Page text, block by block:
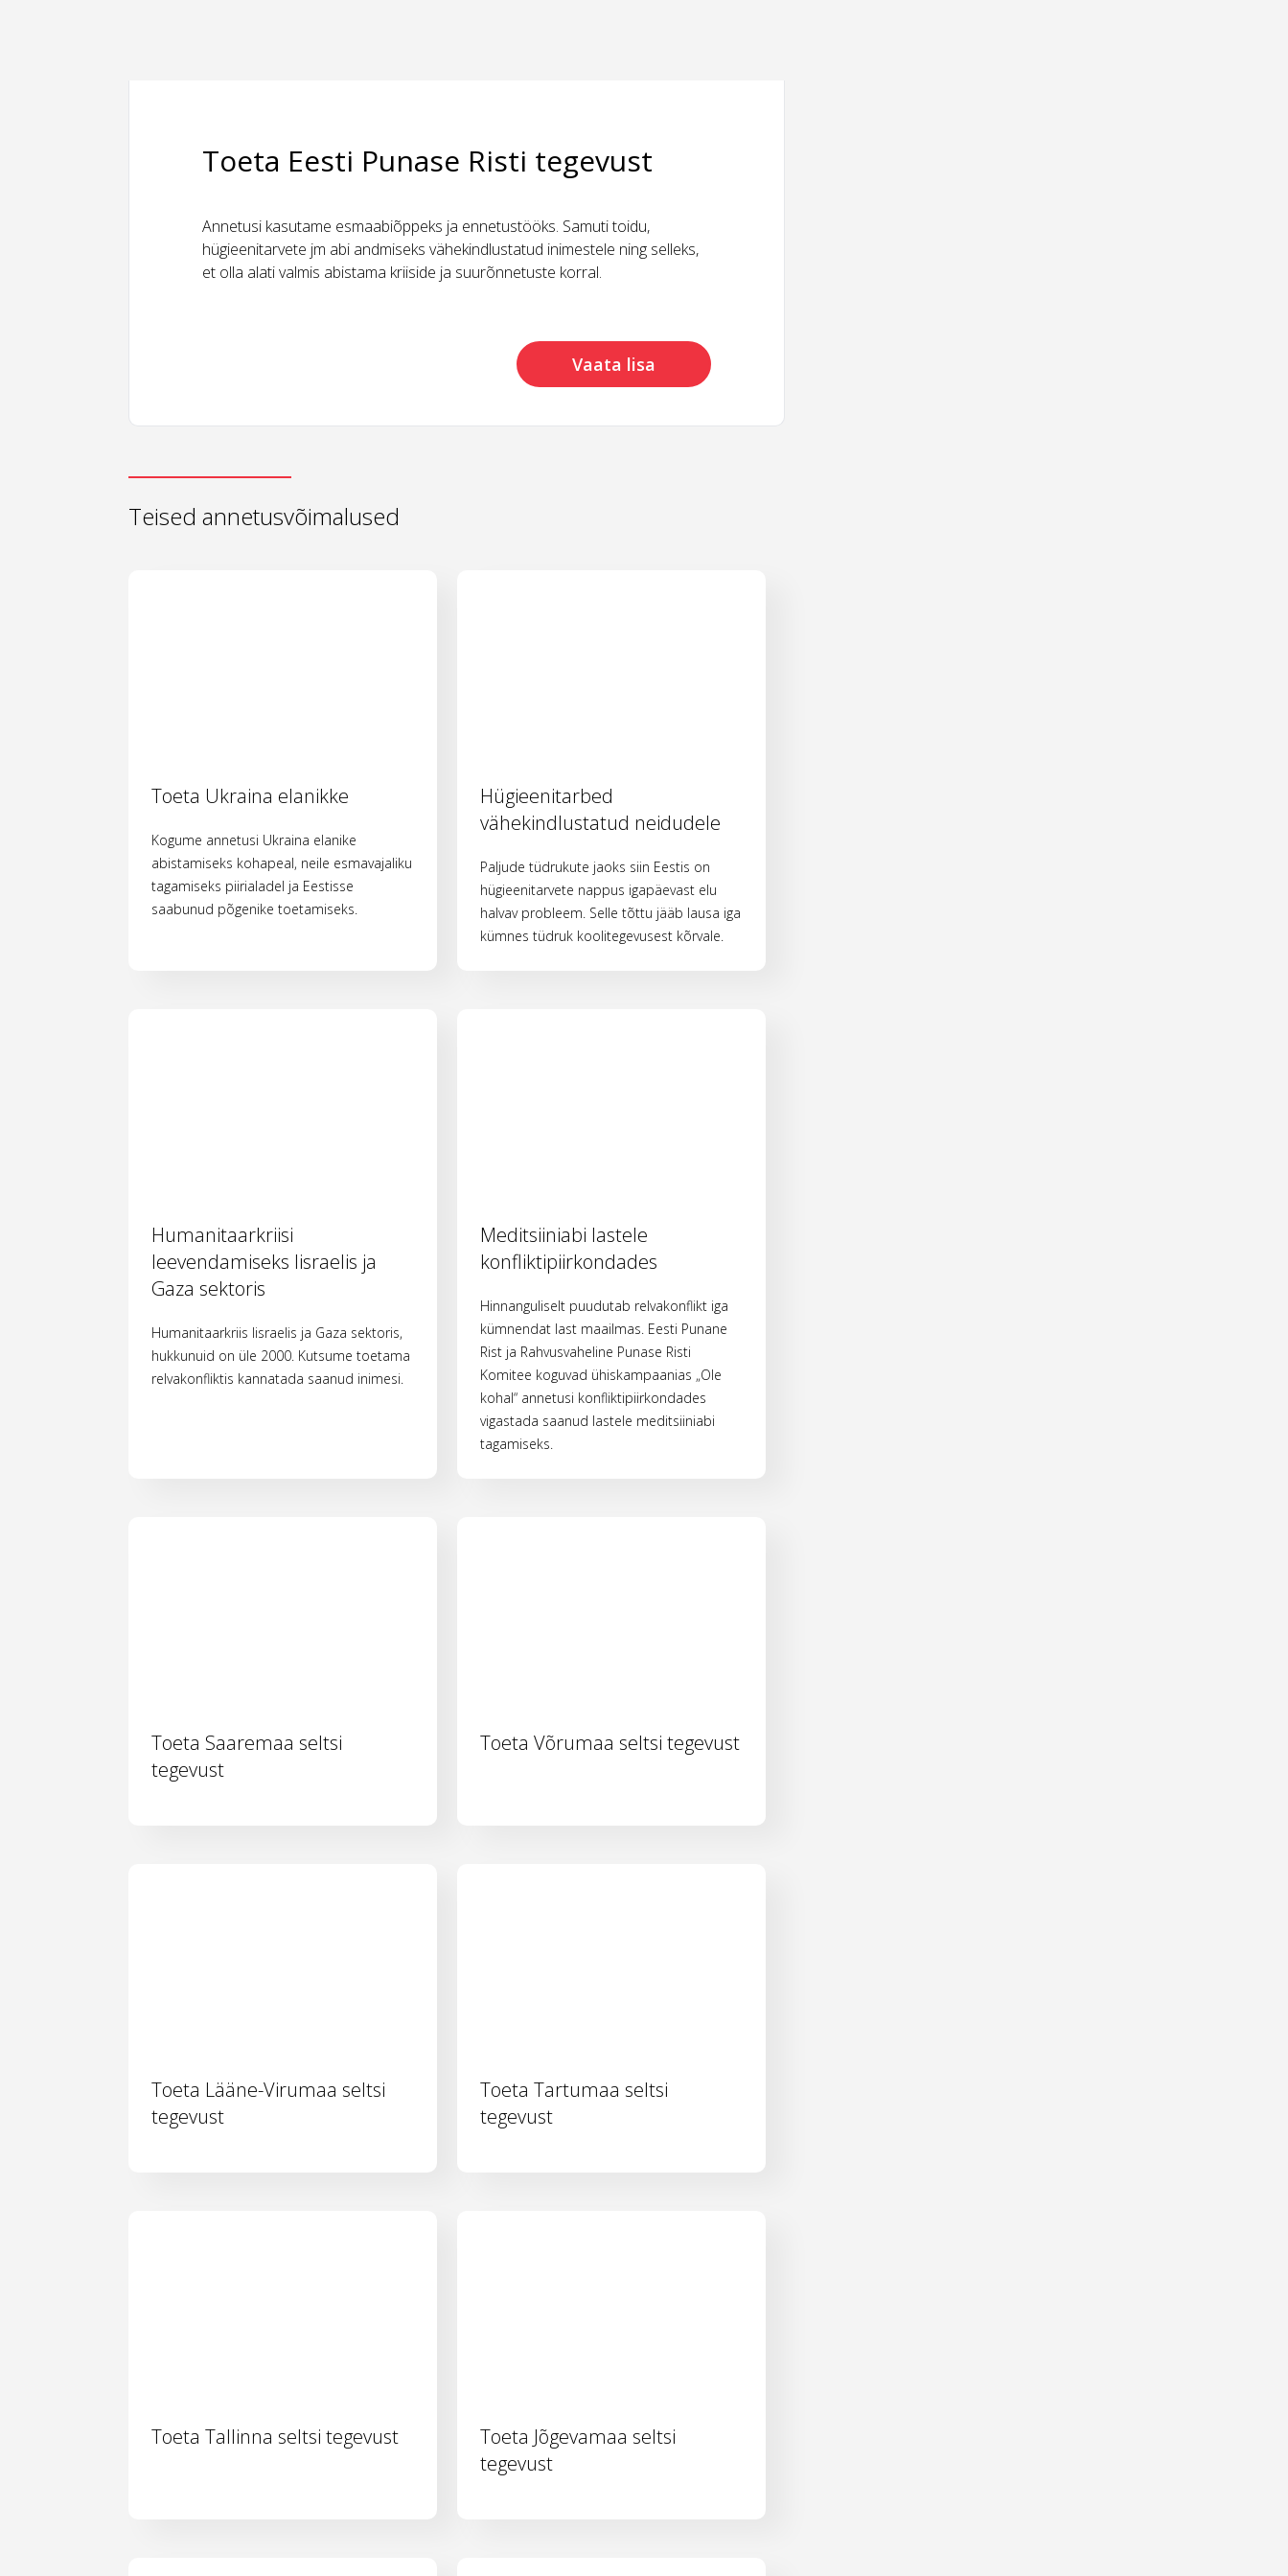
Toeta Eesti Punase Risti tegevust
Annetusi kasutame esmaabiõppeks ja ennetustööks. Samuti toidu,
hügieenitarvete jm abi andmiseks vähekindlustatud inimestele ning selleks,
et olla alati valmis abistama kriiside ja suurõnnetuste korral.
Vaata lisa
Teised annetusvõimalused
Toeta Ukraina elanikke
Kogume annetusi Ukraina elanike
abistamiseks kohapeal, neile esmavajaliku
tagamiseks piirialadel ja Eestisse
saabunud põgenike toetamiseks.
Hügieenitarbed
vähekindlustatud neidudele
Paljude tüdrukute jaoks siin Eestis on
hügieenitarvete nappus igapäevast elu
halvav probleem. Selle tõttu jääb lausa iga
kümnes tüdruk koolitegevusest kõrvale.
Humanitaarkriisi
leevendamiseks Iisraelis ja
Gaza sektoris
Humanitaarkriis Iisraelis ja Gaza sektoris,
hukkunuid on üle 2000. Kutsume toetama
relvakonfliktis kannatada saanud inimesi.
Meditsiiniabi lastele
konfliktipiirkondades
Hinnanguliselt puudutab relvakonflikt iga
kümnendat last maailmas. Eesti Punane
Rist ja Rahvusvaheline Punase Risti
Komitee koguvad ühiskampaanias „Ole
kohal“ annetusi konfliktipiirkondades
vigastada saanud lastele meditsiiniabi
tagamiseks.
Toeta Saaremaa seltsi
tegevust
Toeta Võrumaa seltsi tegevust
Toeta Lääne-Virumaa seltsi
tegevust
Toeta Tartumaa seltsi
tegevust
Toeta Tallinna seltsi tegevust
Toeta Jõgevamaa seltsi
tegevust